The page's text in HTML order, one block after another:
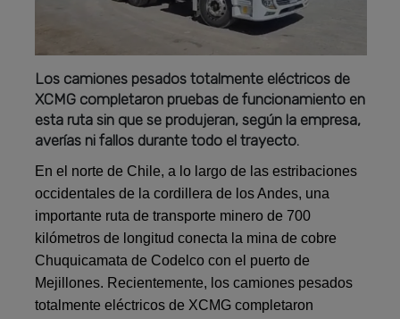
Los camiones pesados totalmente eléctricos de
XCMG completaron pruebas de funcionamiento en
esta ruta sin que se produjeran, según la empresa,
averías ni fallos durante todo el trayecto.
En el norte de Chile, a lo largo de las estribaciones
occidentales de la cordillera de los Andes, una
importante ruta de transporte minero de 700
kilómetros de longitud conecta la mina de cobre
Chuquicamata de Codelco con el puerto de
Mejillones. Recientemente, los camiones pesados
totalmente eléctricos de XCMG completaron